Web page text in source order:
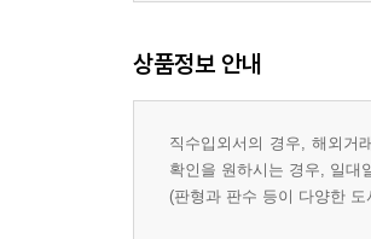
상품정보 안내
직수입외서의 경우, 해외거
확인을 원하시는 경우, 일대
(판형과 판수 등이 다양한